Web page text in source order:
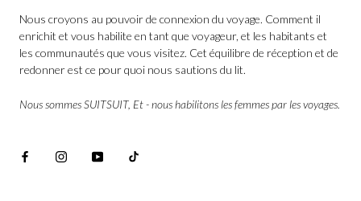
Nous croyons au pouvoir de connexion du voyage. Comment il
enrichit et vous habilite en tant que voyageur, et les habitants et
les communautés que vous visitez. Cet équilibre de réception et de
redonner est ce pour quoi nous sautions du lit.
Nous sommes SUITSUIT, Et - nous habilitons les femmes par les voyages.